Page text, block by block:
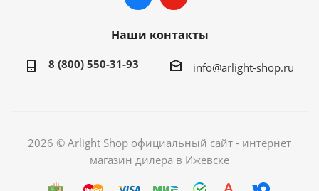
Наши контакты
8 (800) 550-31-93 info@arlight-shop.ru
2026 © Arlight Shop официальный сайт - интернет
магазин дилера в Ижевске